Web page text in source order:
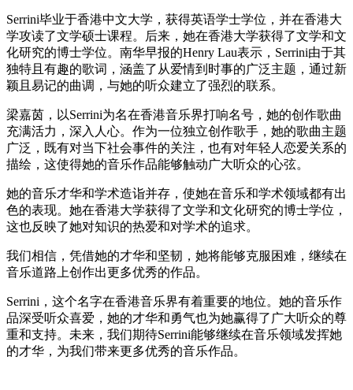
Serrini毕业于香港中文大学，获得英语学士学位，并在香港大
学攻读了文学硕士课程。后来，她在香港大学获得了文学和文
化研究的博士学位。南华早报的Henry Lau表示，Serrini由于其
独特且有趣的歌词，涵盖了从爱情到时事的广泛主题，通过新
颖且易记的曲调，与她的听众建立了强烈的联系。
梁嘉茵，以Serrini为名在香港音乐界打响名号，她的创作歌曲
充满活力，深入人心。作为一位独立创作歌手，她的歌曲主题
广泛，既有对当下社会事件的关注，也有对年轻人恋爱关系的
描绘，这使得她的音乐作品能够触动广大听众的心弦。
她的音乐才华和学术造诣并存，使她在音乐和学术领域都有出
色的表现。她在香港大学获得了文学和文化研究的博士学位，
这也反映了她对知识的热爱和对学术的追求。
我们相信，凭借她的才华和坚韧，她将能够克服困难，继续在
音乐道路上创作出更多优秀的作品。
Serrini，这个名字在香港音乐界有着重要的地位。她的音乐作
品深受听众喜爱，她的才华和勇气也为她赢得了广大听众的尊
重和支持。未来，我们期待Serrini能够继续在音乐领域发挥她
的才华，为我们带来更多优秀的音乐作品。